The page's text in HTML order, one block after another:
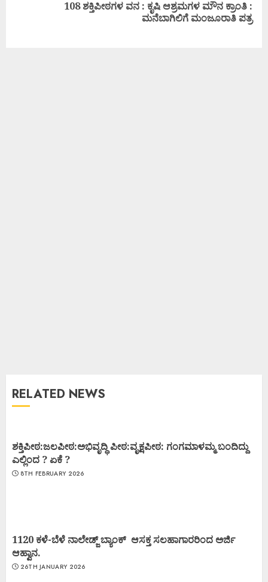
108 ಶಕ್ತಿಪೀಠಗಳ ವನ : ಕೃಷಿ ಆಶ್ರಮಗಳ ಮೌನ ಕ್ರಾಂತಿ :
ಮನೆಬಾಗಿಲಿಗೆ ಮಂಜೂರಾತಿ ಪತ್ರ
RELATED NEWS
ಶಕ್ತಿಪೀಠ:ಜಲಪೀಠ:ಅಭಿವೃದ್ಧಿ ಪೀಠ:ವೃಕ್ಷಪೀಠ: ಗಂಗಮಾಳಮ್ಮ ಬಂದಿದ್ದು
ಎಲ್ಲಿಂದ ? ಏಕೆ ?
8TH FEBRUARY 2026
1120 ಕಳೆ-ಬೆಳೆ ನಾಲೇಡ್ಜ್ ಬ್ಯಾಂಕ್ ಆಸಕ್ತ ಸಲಹಾಗಾರರಿಂದ ಅರ್ಜಿ
ಆಹ್ವಾನ.
26TH JANUARY 2026